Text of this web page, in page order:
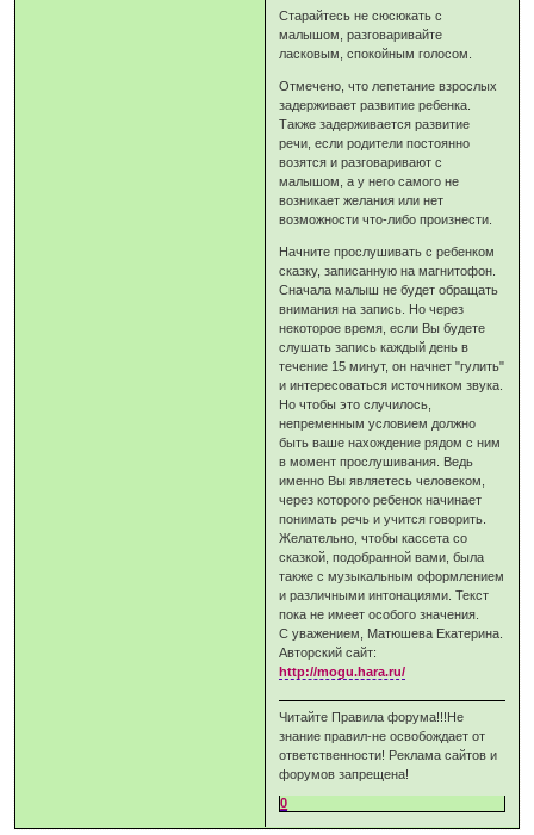
Старайтесь не сюсюкать с
малышом, разговаривайте
ласковым, спокойным голосом.
Отмечено, что лепетание взрослых
задерживает развитие ребенка.
Также задерживается развитие
речи, если родители постоянно
возятся и разговаривают с
малышом, а у него самого не
возникает желания или нет
возможности что-либо произнести.
Начните прослушивать с ребенком
сказку, записанную на магнитофон.
Сначала малыш не будет обращать
внимания на запись. Но через
некоторое время, если Вы будете
слушать запись каждый день в
течение 15 минут, он начнет "гулить"
и интересоваться источником звука.
Но чтобы это случилось,
непременным условием должно
быть ваше нахождение рядом с ним
в момент прослушивания. Ведь
именно Вы являетесь человеком,
через которого ребенок начинает
понимать речь и учится говорить.
Желательно, чтобы кассета со
сказкой, подобранной вами, была
также с музыкальным оформлением
и различными интонациями. Текст
пока не имеет особого значения.
С уважением, Матюшева Екатерина.
Авторский сайт:
http://mogu.hara.ru/
Читайте Правила форума!!!Не
знание правил-не освобождает от
ответственности! Реклама сайтов и
форумов запрещена!
0